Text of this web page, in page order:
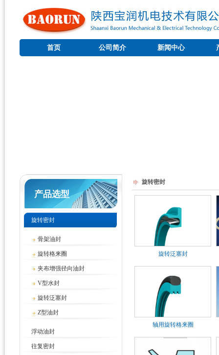
首页 公司简介 新闻中心
产品选型
旋转密封
骨架油封
旋转格来圈
夹布增强径向油封
V型水封
旋转泛塞封
Z型油封
浮动油封
往复密封
旋转密封
旋转泛塞封
轴用旋转格来圈